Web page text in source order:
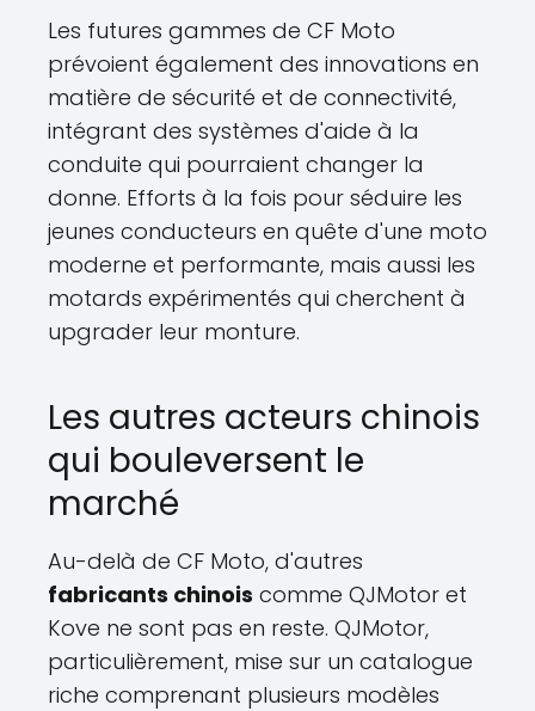
Les futures gammes de CF Moto
prévoient également des innovations en
matière de sécurité et de connectivité,
intégrant des systèmes d'aide à la
conduite qui pourraient changer la
donne. Efforts à la fois pour séduire les
jeunes conducteurs en quête d'une moto
moderne et performante, mais aussi les
motards expérimentés qui cherchent à
upgrader leur monture.
Les autres acteurs chinois
qui bouleversent le
marché
Au-delà de CF Moto, d'autres
fabricants chinois comme QJMotor et
Kove ne sont pas en reste. QJMotor,
particulièrement, mise sur un catalogue
riche comprenant plusieurs modèles